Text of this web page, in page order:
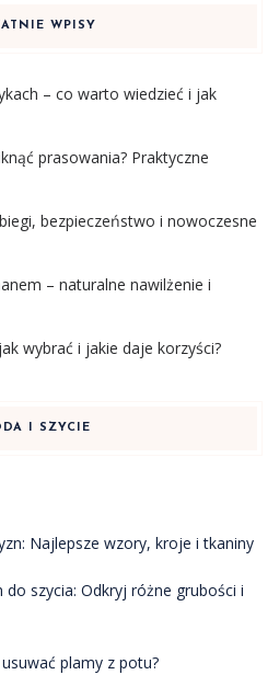
WPISY
– co warto wiedzieć i jak
prasowania? Praktyczne
bezpieczeństwo i nowoczesne
– naturalne nawilżenie i
wybrać i jakie daje korzyści?
I SZYCIE
Najlepsze wzory, kroje i tkaniny
szycia: Odkryj różne grubości i
plamy z potu?